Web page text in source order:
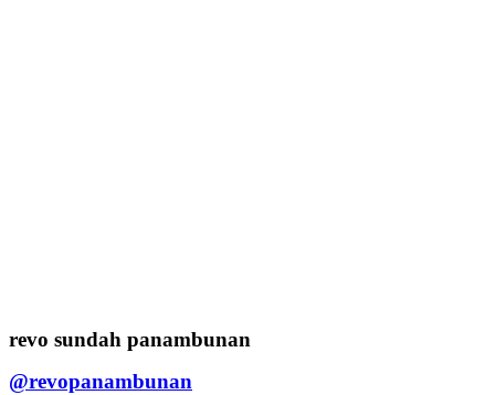
revo sundah panambunan
@revopanambunan